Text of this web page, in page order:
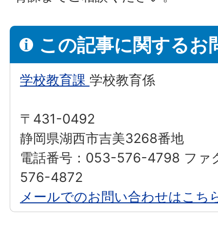
この記事に関するお
学校教育課 学校教育係
〒431-0492
静岡県湖西市吉美3268番地
電話番号：053-576-4798 ファ
576-4872
メールでのお問い合わせはこち